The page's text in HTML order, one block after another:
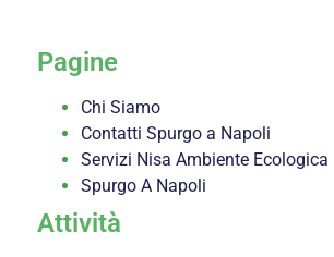
Pagine
Chi Siamo
Contatti Spurgo a Napoli
Servizi Nisa Ambiente Ecologica
Spurgo A Napoli
Attività